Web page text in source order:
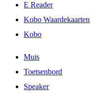
E Reader
Kobo Waardekaarten
Kobo
Muis
Toetsenbord
Speaker